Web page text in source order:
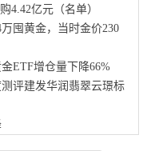
4.42亿元（名单）
囤黄金，当时金价230
ETF增仓量下降66%
评建发华润翡翠云璟标